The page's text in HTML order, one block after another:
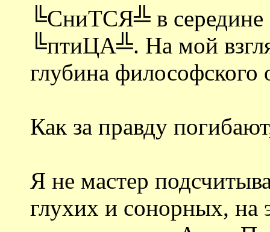
╚СниТСЯ╩ в середине
╚птиЦА╩. На мой
глубина философского
Как за правду
Я не мастер
глухих и сонорных,